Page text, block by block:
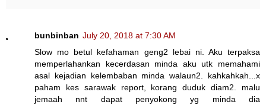
bunbinban July 20, 2018 at 7:30 AM
Slow mo betul kefahaman geng2 lebai ni. Aku terpaksa
memperlahankan kecerdasan minda aku utk memahami
asal kejadian kelembaban minda walaun2. kahkahkah...x
paham kes sarawak report, korang duduk diam2. malu
jemaah nnt dapat penyokong yg minda dia